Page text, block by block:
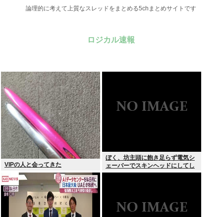
論理的に考えて上質なスレッドをまとめる5chまとめサイトです
ロジカル速報
VIPの人と会ってきた
ぼく、坊主頭に飽き足らず電気シ
ェーバーでスキンヘッドにしてし
まう